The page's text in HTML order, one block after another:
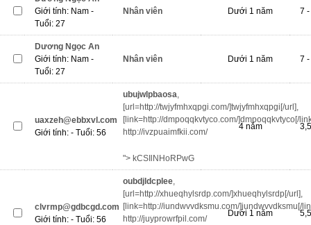
Giới tính: Nam -
Tuổi: 27
Nhân viên Dưới 1 năm 7
Dương Ngọc An
Giới tính: Nam -
Tuổi: 27
Nhân viên Dưới 1 năm 7
uaxzeh@ebbxvl.com
Giới tính: - Tuổi: 56
ubujwlpbaosa,
[url=http://twjyfmhxqpgi.com/]twjyfmhxqpgi[/url],
[link=http://dmpoqqkvtyco.com/]dmpoqqkvtyco[/
http://ivzpuaimfkii.com/
"> kCSIlNHoRPwG
4 năm
clvrmp@gdbcgd.com
Giới tính: - Tuổi: 56
oubdjldcplee,
[url=http://xhueqhylsrdp.com/]xhueqhylsrdp[/url],
[link=http://iundwvvdksmu.com/]iundwvvdksmu[/
http://juyprowrfpil.com/
Dưới 1 năm